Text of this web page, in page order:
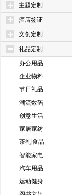
主题定制
酒店签证
文创定制
礼品定制
办公用品
企业物料
节日礼品
潮流数码
创意生活
家居家纺
茶礼|食品
智能家电
汽车用品
运动健身